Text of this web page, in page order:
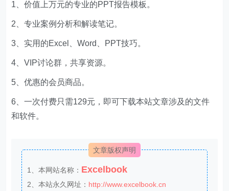
1、价值上万元的专业的PPT报告模板。
2、专业案例分析和解读笔记。
3、实用的Excel、Word、PPT技巧。
4、VIP讨论群，共享资源。
5、优惠的会员商品。
6、一次付费只需129元，即可下载本站文章涉及的文件
和软件。
文章版权声明
1、本网站名称： Excelbook
2、本站永久网址： http://www.excelbook.cn